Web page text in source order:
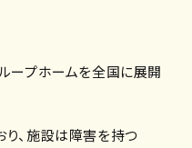
ープホームを全国に展開
、施設は障害を持つ